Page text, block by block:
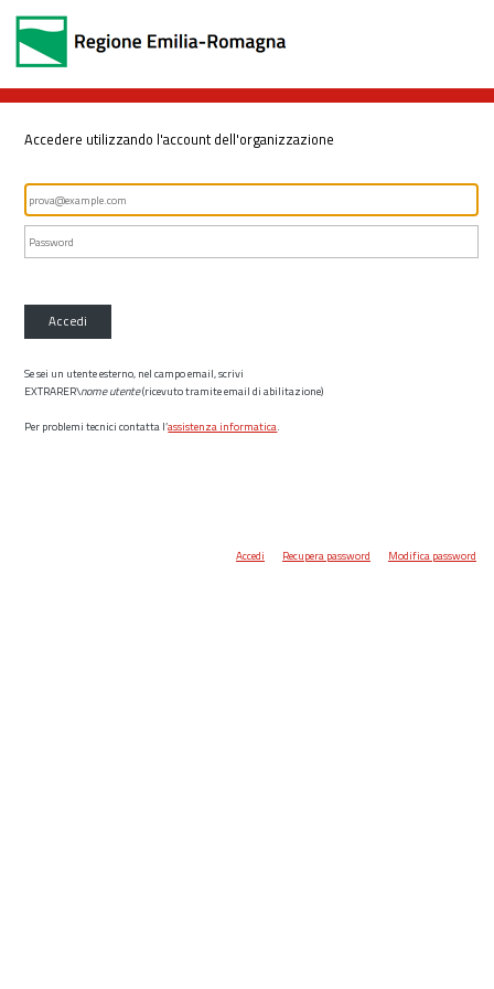
Accedere utilizzando l'account dell'organizzazione
Accedi
Se sei un utente esterno, nel campo email, scrivi
EXTRARER\nome utente(ricevuto tramite email di abilitazione)
Per problemi tecnici contatta l’assistenza informatica.
Accedi Recupera password Modifica password